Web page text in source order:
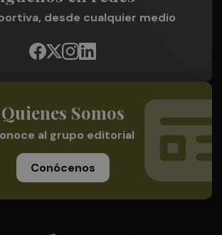
desde cualquier medio
Quienes Somos
al grupo editorial
Conócenos